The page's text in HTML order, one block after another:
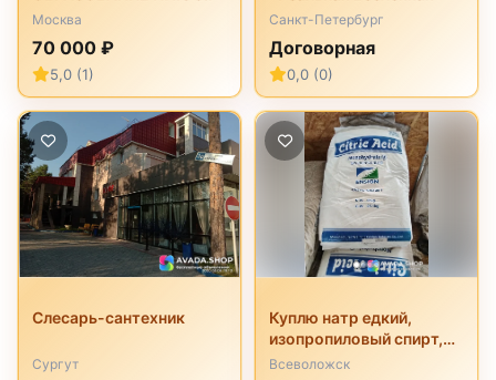
Москва
70 000 ₽
5,0 (1)
Санкт-Петербург
Договорная
0,0 (0)
Слесарь-сантехник
Сургут
Куплю натр едкий,
изопропиловый спирт,
перкарбонат натрия,
Всеволожск